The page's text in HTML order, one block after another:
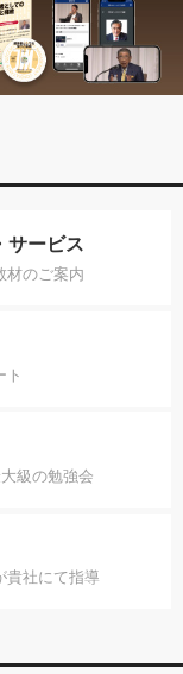
サービス
材のご案内
ト
級の勉強会
貴社にて指導